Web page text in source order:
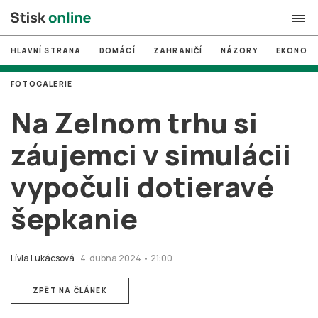
search
# MUNI
# Brno
# volby
login PŘIHLÁSIT SE
Zapomněli jste heslo?
Založit nový účet
HLAVNÍ STRANA DOMÁCÍ ZAHRANIČÍ NÁZORY
Na Zelnom trhu si
záujemci v simulácii
vypočuli dotieravé
šepkanie
Lívia Lukácsová 4. dubna 2024 • 21:00
FOTOGALERIE
ZPĚT NA ČLÁNEK